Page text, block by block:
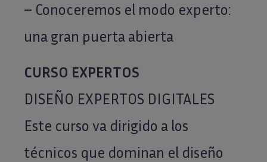
– Conoceremos el modo experto:
una gran puerta abierta
CURSO EXPERTOS
DISEÑO EXPERTOS DIGITALES
Este curso va dirigido a los
técnicos que dominan el diseño